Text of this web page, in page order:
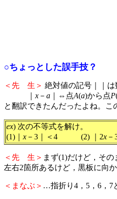
○ちょっとした誤手技？
＜先 生＞ 絶対値の記号｜｜
x － a ｜⇔点A(a)から点P
と翻訳できたんだったよね。こ
ex) 次の不等式を解け。
(1)｜ x －3｜＜4 (2) ｜2x
＜先 生＞ まず(1)だけど，そ
左右2箇所あるけど，黒板に向
＜まなぶ＞ …指折り4，5，6，7